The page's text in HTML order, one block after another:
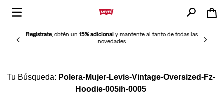
Regístrate, obtén un15% adicionaly mantente al tanto de todas las
novedades
Polera-Mujer-Levis-Vintage-Oversized-Fz-
Hoodie-005ih-0005